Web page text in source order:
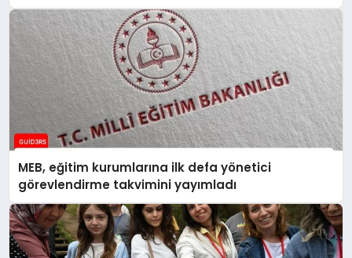
MEB, eğitim kurumlarına ilk defa yönetici
görevlendirme takvimini yayımladı